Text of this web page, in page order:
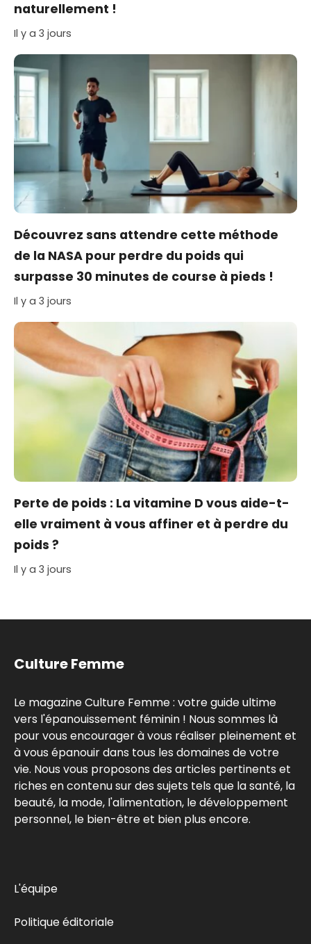
naturellement !
Il y a 3 jours
Découvrez sans attendre cette méthode
de la NASA pour perdre du poids qui
surpasse 30 minutes de course à pieds !
Il y a 3 jours
Perte de poids : La vitamine D vous aide-t-
elle vraiment à vous affiner et à perdre du
poids ?
Il y a 3 jours
Culture Femme
Le magazine Culture Femme : votre guide ultime
vers l'épanouissement féminin ! Nous sommes là
pour vous encourager à vous réaliser pleinement et
à vous épanouir dans tous les domaines de votre
vie. Nous vous proposons des articles pertinents et
riches en contenu sur des sujets tels que la santé, la
beauté, la mode, l'alimentation, le développement
personnel, le bien-être et bien plus encore.
L'équipe
Politique éditoriale